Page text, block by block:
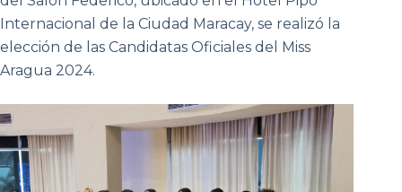
Internacional de la Ciudad Maracay, se realizó la
elección de las Candidatas Oficiales del Miss
Aragua 2024.